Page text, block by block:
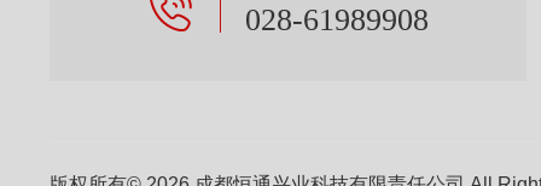
028-61989908